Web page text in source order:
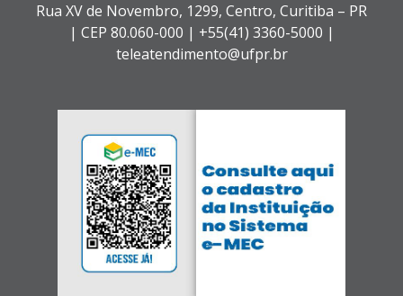
Rua XV de Novembro, 1299, Centro, Curitiba – PR
| CEP 80.060-000 | +55(41) 3360-5000 |
teleatendimento@ufpr.br